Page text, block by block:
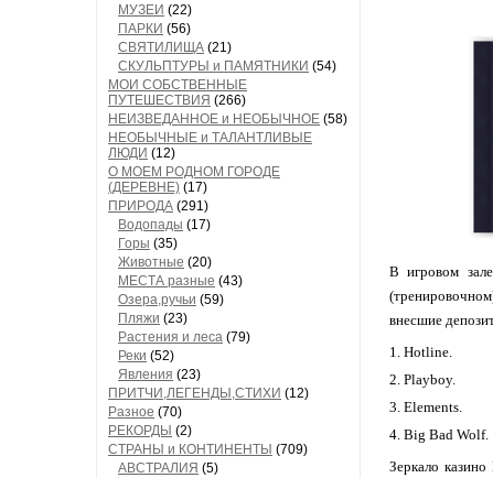
МУЗЕИ (22)
ПАРКИ (56)
СВЯТИЛИЩА (21)
СКУЛЬПТУРЫ и ПАМЯТНИКИ (54)
МОИ СОБСТВЕННЫЕ
ПУТЕШЕСТВИЯ (266)
НЕИЗВЕДАННОЕ и НЕОБЫЧНОЕ (58)
НЕОБЫЧНЫЕ и ТАЛАНТЛИВЫЕ
ЛЮДИ (12)
О МОЕМ РОДНОМ ГОРОДЕ
(ДЕРЕВНЕ) (17)
ПРИРОДА (291)
Водопады (17)
Горы (35)
Животные (20)
МЕСТА разные (43)
Озера,ручьи (59)
Пляжи (23)
Растения и леса (79)
Реки (52)
Явления (23)
ПРИТЧИ,ЛЕГЕНДЫ,СТИХИ (12)
Разное (70)
РЕКОРДЫ (2)
СТРАНЫ и КОНТИНЕНТЫ (709)
АВСТРАЛИЯ (5)
В игровом
внесшие
Hotline.
Playboy.
Elements.
Big Bad Wolf.
Зеркало